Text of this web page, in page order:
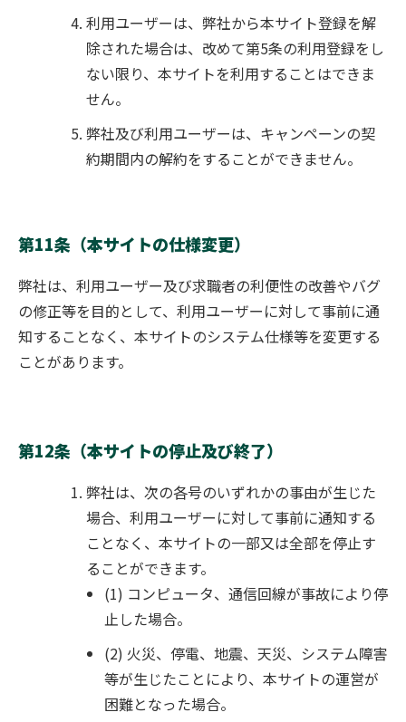
利用ユーザーは、弊社から本サイト登録を解
除された場合は、改めて第5条の利用登録をし
ない限り、本サイトを利用することはできま
せん。
弊社及び利用ユーザーは、 キャンペーンの契
約期間内の解約をすることができません。
第11条（本サイトの仕様変更）
弊社は、利用ユーザー及び求職者の利便性の改善やバグ
の修正等を目的として、利用ユーザーに対して事前に通
知することなく、本サイトのシステム仕様等を変更する
ことがあります。
第12条（本サイトの停止及び終了）
弊社は、次の各号のいずれかの事由が生じた
場合、利用ユーザーに対して事前に通知する
ことなく、本サイトの一部又は全部を停止す
ることができます。
(1) コンピュータ、通信回線が事故により停
止した場合。
(2) 火災、停電、地震、天災、システム障害
等が生じたことにより、本サイトの運営が
困難となった場合。